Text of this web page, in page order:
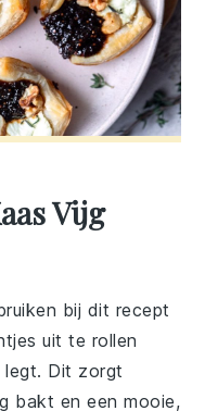
Vijg
bij dit recept
uit te rollen
Dit zorgt
bakt en een mooie,